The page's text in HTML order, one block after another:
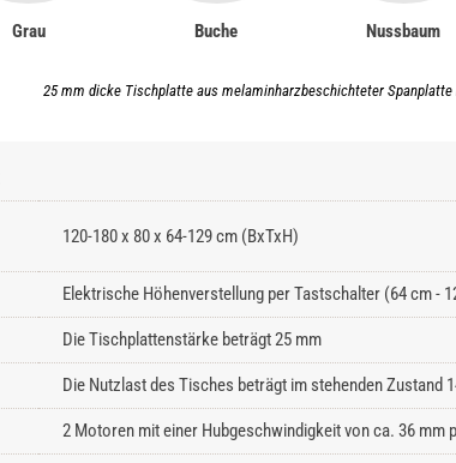
Grau Buche Nussbaum
25 mm dicke Tischplatte aus melaminharzbeschichteter
120-180 x 80 x 64-129 cm (BxTxH)
Elektrische Höhenverstellung per Tastschalter (64 cm -
Die Tischplattenstärke beträgt 25 mm
Die Nutzlast des Tisches beträgt im stehenden Zustand
2 Motoren mit einer Hubgeschwindigkeit von ca. 36 mm